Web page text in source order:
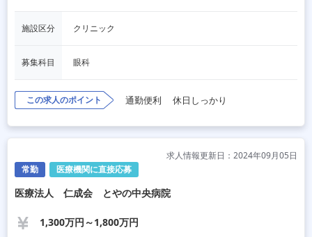
施設区分 クリニック
募集科目 眼科
この求人のポイント 通勤便利 休日しっかり
常勤 医療機関に直接応募
求人情報更新日：2024年09月05日
医療法人 仁成会 とやの中央病院
1,300万円～1,800万円